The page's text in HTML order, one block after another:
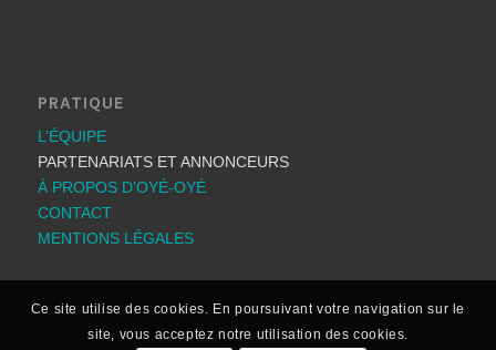
PRATIQUE
L’ÉQUIPE
PARTENARIATS ET ANNONCEURS
À PROPOS D’OYÉ-OYÉ
CONTACT
MENTIONS LÉGALES
Ce site utilise des cookies. En poursuivant votre navigation sur le
site, vous acceptez notre utilisation des cookies.